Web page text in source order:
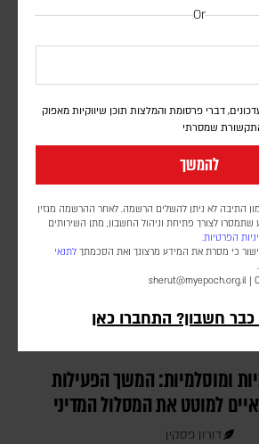
Or
דברי פרסומת והמלצות תוכן שיווקיות מאפוק
שמסרתי
להמשך
התיבה לא ניתן להשלים הרשמה. לאחר ההרשמה מגזין
לצורך פתיחת וניהול החשבון, מתן השירותים
הפרטיות.
כי מסרת את המידע מרצונך ואת הסכמתך לתנאי
.
sherut@myepoch.org.il
חשבון? התחברו כאן
ידי סעודיה
ומוסלמיות: המשך הפעילות
למוטט את המסלול המדיני
דורון פסקין